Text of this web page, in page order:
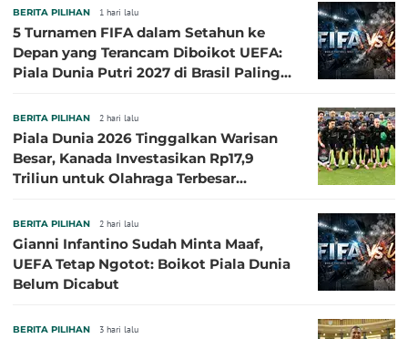
BERITA PILIHAN 1 hari lalu
5 Turnamen FIFA dalam Setahun ke
Depan yang Terancam Diboikot UEFA:
Piala Dunia Putri 2027 di Brasil Paling
BERITA PILIHAN 2 hari lalu
Piala Dunia 2026 Tinggalkan Warisan
Besar, Kanada Investasikan Rp17,9
Triliun untuk Olahraga Terbesar
BERITA PILIHAN 2 hari lalu
Gianni Infantino Sudah Minta Maaf,
UEFA Tetap Ngotot: Boikot Piala Dunia
Belum Dicabut
BERITA PILIHAN 3 hari lalu